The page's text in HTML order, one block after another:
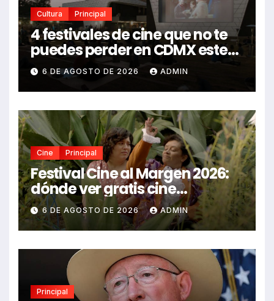
Cultura Principal
4 festivales de cine que no te
puedes perder en CDMX este
2026
6 DE AGOSTO DE 2026 ADMIN
Cine Principal
Festival Cine al Margen 2026:
dónde ver gratis cine
mexicano independiente en
CDMX y en línea
6 DE AGOSTO DE 2026 ADMIN
Principal